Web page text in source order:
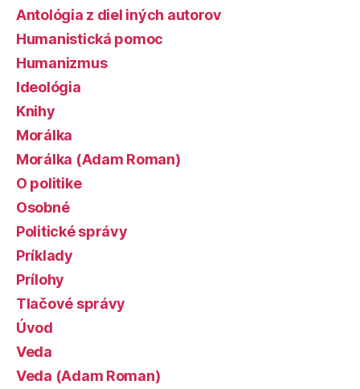
Antológia z diel iných autorov
Humanistická pomoc
Humanizmus
Ideológia
Knihy
Morálka
Morálka (Adam Roman)
O politike
Osobné
Politické správy
Príklady
Prílohy
Tlačové správy
Úvod
Veda
Veda (Adam Roman)